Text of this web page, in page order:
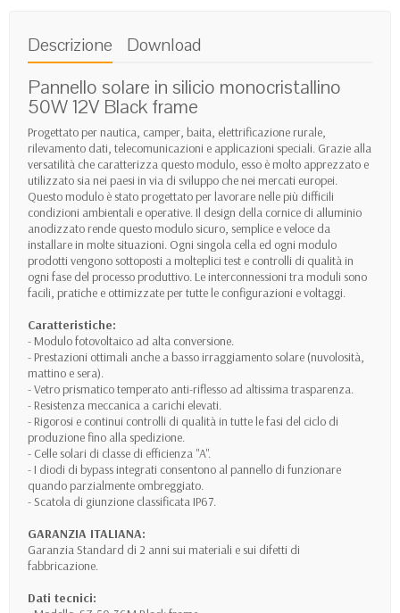
Descrizione Download
Pannello solare in silicio monocristallino
50W 12V Black frame
Progettato per nautica, camper, baita, elettrificazione rurale,
rilevamento dati, telecomunicazioni e applicazioni speciali. Grazie alla
versatilità che caratterizza questo modulo, esso è molto apprezzato e
utilizzato sia nei paesi in via di sviluppo che nei mercati europei.
Questo modulo è stato progettato per lavorare nelle più difficili
condizioni ambientali e operative. Il design della cornice di alluminio
anodizzato rende questo modulo sicuro, semplice e veloce da
installare in molte situazioni. Ogni singola cella ed ogni modulo
prodotti vengono sottoposti a molteplici test e controlli di qualità in
ogni fase del processo produttivo. Le interconnessioni tra moduli sono
facili, pratiche e ottimizzate per tutte le configurazioni e voltaggi.
Caratteristiche:
- Modulo fotovoltaico ad alta conversione.
- Prestazioni ottimali anche a basso irraggiamento solare (nuvolosità,
mattino e sera).
- Vetro prismatico temperato anti-riflesso ad altissima trasparenza.
- Resistenza meccanica a carichi elevati.
- Rigorosi e continui controlli di qualità in tutte le fasi del ciclo di
produzione fino alla spedizione.
- Celle solari di classe di efficienza "A".
- I diodi di bypass integrati consentono al pannello di funzionare
quando parzialmente ombreggiato.
- Scatola di giunzione classificata IP67.
GARANZIA ITALIANA:
Garanzia Standard di 2 anni sui materiali e sui difetti di
fabbricazione.
Dati tecnici: